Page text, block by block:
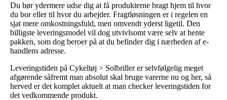
Du bør ydermere udse dig at få produkterne bragt hjem til hvor
du bor eller til hvor du arbejder. Fragtløsningen er i regelen en
sjat mere omkostningsfuld, men omvendt yderst ligetil. Den
billigste leveringsmodel vil dog utvivlsomt være selv at hente
pakken, som dog beroer på at du befinder dig i nærheden af e-
handlens adresse.
Leveringstiden på Cykeltøj > Solbriller er selvfølgelig meget
afgørende såfremt man absolut skal bruge varerne nu og her, så
herved er det komplet aktuelt at man checker leveringstiden for
det vedkommende produkt.